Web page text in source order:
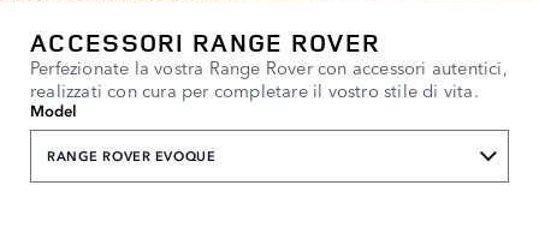
ACCESSORI RANGE ROVER
Perfezionate la vostra Range Rover con accessori autentici,
realizzati con cura per completare il vostro stile di vita.
Model
RANGE ROVER EVOQUE